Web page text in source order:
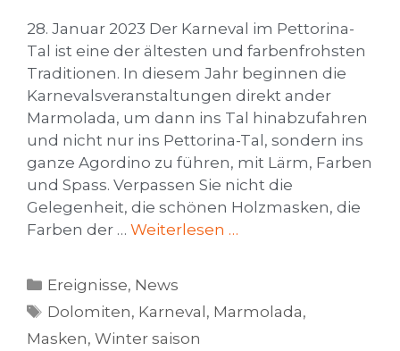
28. Januar 2023 Der Karneval im Pettorina-
Tal ist eine der ältesten und farbenfrohsten
Traditionen. In diesem Jahr beginnen die
Karnevalsveranstaltungen direkt ander
Marmolada, um dann ins Tal hinabzufahren
und nicht nur ins Pettorina-Tal, sondern ins
ganze Agordino zu führen, mit Lärm, Farben
und Spass. Verpassen Sie nicht die
Gelegenheit, die schönen Holzmasken, die
Farben der … Weiterlesen …
Ereignisse, News
Dolomiten, Karneval , Marmolada,
Masken, Winter saison